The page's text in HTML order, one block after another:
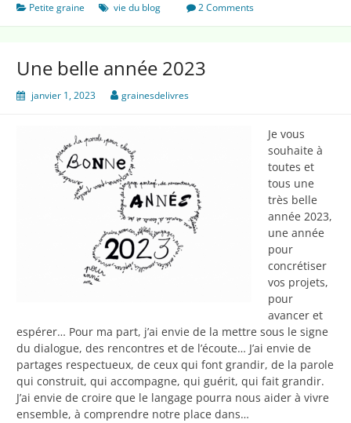
Petite graine vie du blog 2 Comments
Une belle année 2023
janvier 1, 2023 grainesdelivres
Je vous
souhaite à
toutes et
tous une
très belle
année 2023,
une année
pour
concrétiser
vos projets,
pour
avancer et
espérer… Pour ma part, j’ai envie de la mettre sous le signe
du dialogue, des rencontres et de l’écoute… J’ai envie de
partages respectueux, de ceux qui font grandir, de la parole
qui construit, qui accompagne, qui guérit, qui fait grandir.
J’ai envie de croire que le langage pourra nous aider à vivre
ensemble, à comprendre notre place dans…